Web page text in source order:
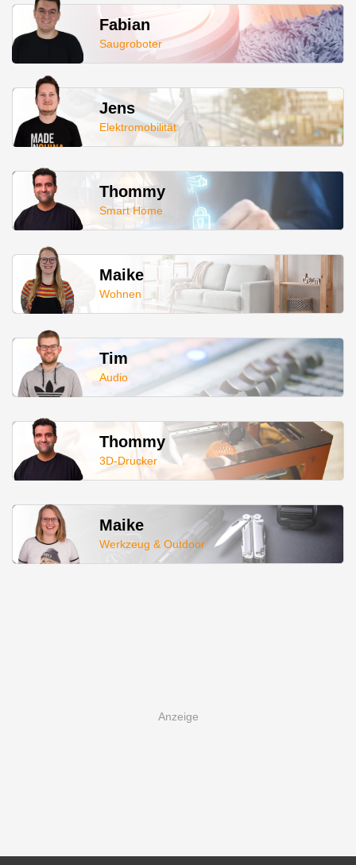
Fabian
Saugroboter
Jens
Elektromobilität
Thommy
Smart Home
Maike
Wohnen
Tim
Audio
Thommy
3D-Drucker
Maike
Werkzeug & Outdoor